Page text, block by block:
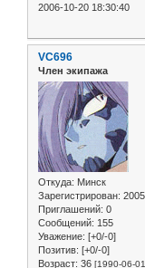
2006-10-20 18:30:40
VC696
Член экипажа
Откуда: Минск
Зарегистрирован:
Приглашений: 0
Сообщений: 155
Уважение: [+0/-0]
Позитив: [+0/-0]
Возраст: 36 [1990-06-